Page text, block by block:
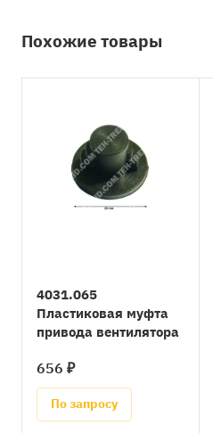
Похожие товары
4031.065
Пластиковая муфта
привода вентилятора
656 ₽
По запросу